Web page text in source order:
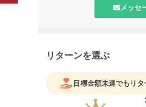
世界中に散らばる、まだ見ぬ
くられながら出会いの場を持
これまでの経験で培った視点
両面から厳選したアイテムを
ショップを通じて「りんごの
やしていきたいと考えていま
メッセ
リターンを選ぶ
目標金額未達でもリ